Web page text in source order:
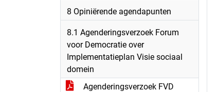
8 Opiniërende agendapunten
8.1 Agenderingsverzoek Forum
voor Democratie over
Implementatieplan Visie sociaal
domein
Agenderingsverzoek FVD